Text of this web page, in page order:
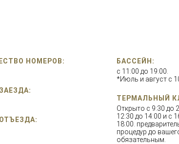
НОМЕРОВ:
БАССЕЙН:
с 11:00 до 19:00.
*Июль и август с
ТЕРМАЛЬНЫЙ
Открыто с 9:30 до
12:30 до 14:00 и с
18:00.
процедур до
обязательным.